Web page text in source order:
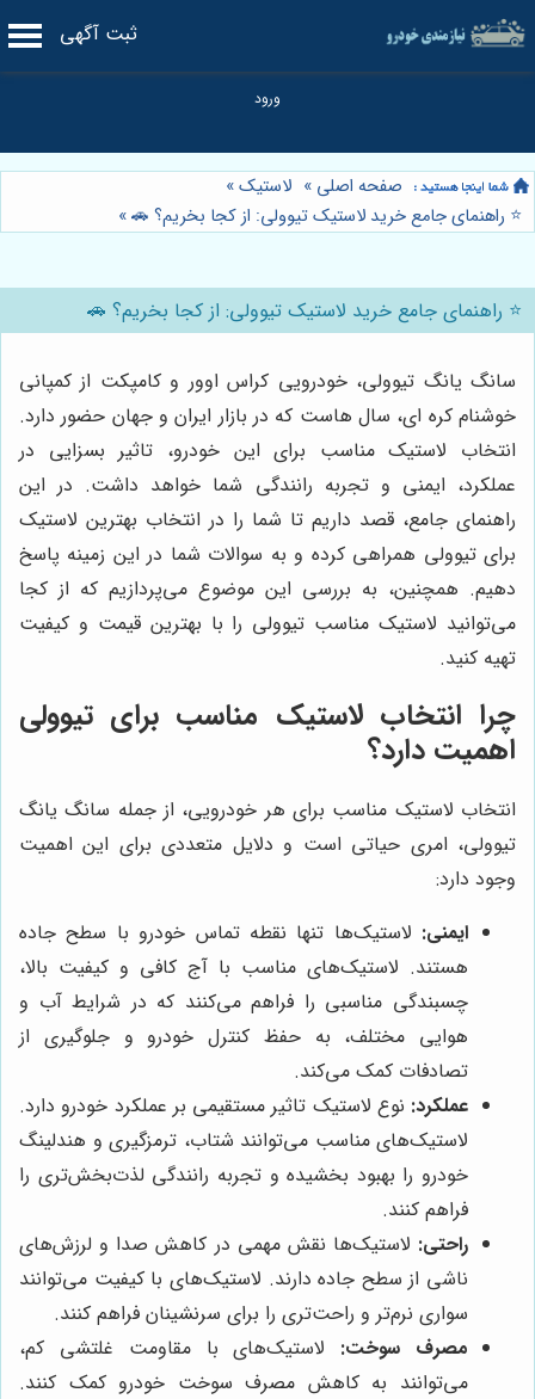
ثبت آگهی
صفحه اصلی » لاستیک»
⭐️ راهنمای جامع خرید لاستیک تیوولی: از کجا بخریم؟ 🚗»
⭐️ راهنمای جامع خرید لاستیک تیوولی: از کجا بخریم؟ 🚗
سانگ یانگ تیوولی، خودرویی کراس اوور و کامپکت از کمپانی
خوشنام کره ای، سال هاست که در بازار ایران و جهان حضور دارد.
انتخاب لاستیک مناسب برای این خودرو، تاثیر بسزایی در
عملکرد، ایمنی و تجربه رانندگی شما خواهد داشت. در این
راهنمای جامع، قصد داریم تا شما را در انتخاب بهترین لاستیک
برای تیوولی همراهی کرده و به سوالات شما در این زمینه پاسخ
دهیم. همچنین، به بررسی این موضوع می‌پردازیم که از کجا
می‌توانید لاستیک مناسب تیوولی را با بهترین قیمت و کیفیت
تهیه کنید.
چرا انتخاب لاستیک مناسب برای تیوولی
اهمیت دارد؟
انتخاب لاستیک مناسب برای هر خودرویی، از جمله سانگ یانگ
تیوولی، امری حیاتی است و دلایل متعددی برای این اهمیت
وجود دارد:
ایمنی: لاستیک‌ها تنها نقطه تماس خودرو با سطح جاده
هستند. لاستیک‌های مناسب با آج کافی و کیفیت بالا،
چسبندگی مناسبی را فراهم می‌کنند که در شرایط آب و
هوایی مختلف، به حفظ کنترل خودرو و جلوگیری از
تصادفات کمک می‌کند.
عملکرد: نوع لاستیک تاثیر مستقیمی بر عملکرد خودرو دارد.
لاستیک‌های مناسب می‌توانند شتاب، ترمزگیری و هندلینگ
خودرو را بهبود بخشیده و تجربه رانندگی لذت‌بخش‌تری را
فراهم کنند.
راحتی: لاستیک‌ها نقش مهمی در کاهش صدا و لرزش‌های
ناشی از سطح جاده دارند. لاستیک‌های با کیفیت می‌توانند
سواری نرم‌تر و راحت‌تری را برای سرنشینان فراهم کنند.
مصرف سوخت: لاستیک‌های با مقاومت غلتشی کم،
می‌توانند به کاهش مصرف سوخت خودرو کمک کنند.